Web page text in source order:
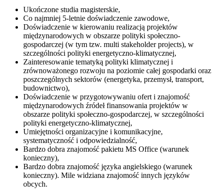
Ukończone studia magisterskie,
Co najmniej 5-letnie doświadczenie zawodowe,
Doświadczenie w kierowaniu realizacją projektów
międzynarodowych w obszarze polityki społeczno-
gospodarczej (w tym tzw. multi stakeholder projects), w
szczególności polityki energetyczno-klimatycznej,
Zainteresowanie tematyką polityki klimatycznej i
zrównoważonego rozwoju na poziomie całej gospodarki oraz
poszczególnych sektorów (energetyka, przemysł, transport,
budownictwo),
Doświadczenie w przygotowywaniu ofert i znajomość
międzynarodowych źródeł finansowania projektów w
obszarze polityki społeczno-gospodarczej, w szczególności
polityki energetyczno-klimatycznej,
Umiejętności organizacyjne i komunikacyjne,
systematyczność i odpowiedzialność,
Bardzo dobra znajomość pakietu MS Office (warunek
konieczny),
Bardzo dobra znajomość języka angielskiego (warunek
konieczny). Mile widziana znajomość innych języków
obcych.